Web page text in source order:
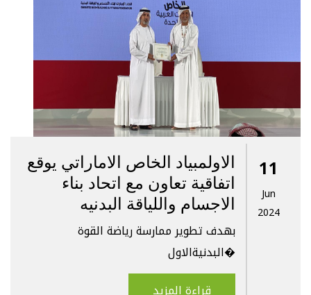
الاولمبياد الخاص الاماراتي يوقع
اتفاقية تعاون مع اتحاد بناء
الاجسام واللياقة البدنيه
بهدف تطوير ممارسة رياضة القوة
البدنيةالاول�
قراءة المزيد
11
Jun
2024